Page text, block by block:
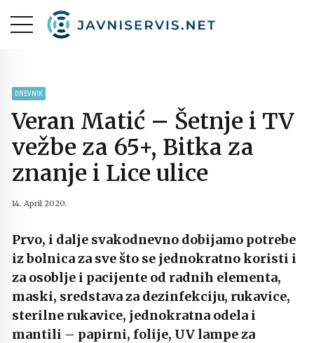
DNEVNIK
Veran Matić – Šetnje i TV
vežbe za 65+, Bitka za
znanje i Lice ulice
14. April 2020.
Prvo, i dalje svakodnevno dobijamo potrebe
iz bolnica za sve što se jednokratno koristi i
za osoblje i pacijente od radnih elementa,
maski, sredstava za dezinfekciju, rukavice,
sterilne rukavice, jednokratna odela i
mantili – papirni, folije, UV lampe za